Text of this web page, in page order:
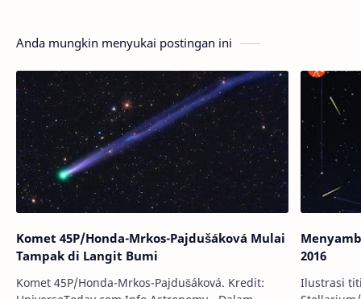
Anda mungkin menyukai postingan ini
Komet 45P/Honda-Mrkos-Pajdušáková Mulai
Tampak di Langit Bumi
Komet 45P/Honda-Mrkos-Pajdušáková. Kredit:
2016
Ilustrasi